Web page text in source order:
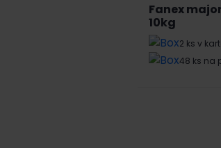
Fanex
10kg
2 ks v
48 ks na